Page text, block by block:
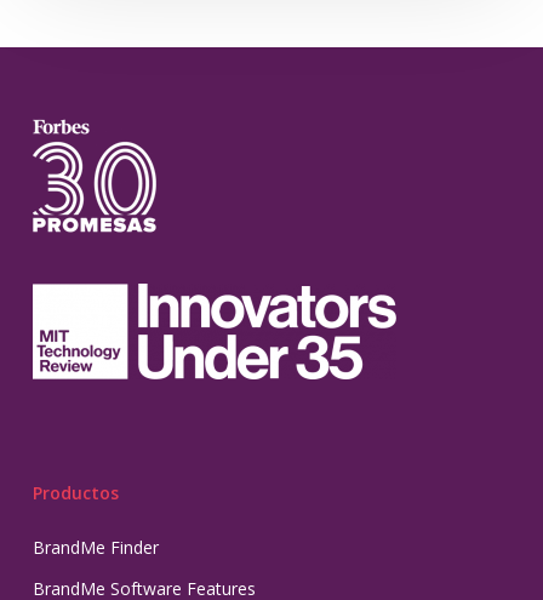
Productos
BrandMe Finder
BrandMe Software Features